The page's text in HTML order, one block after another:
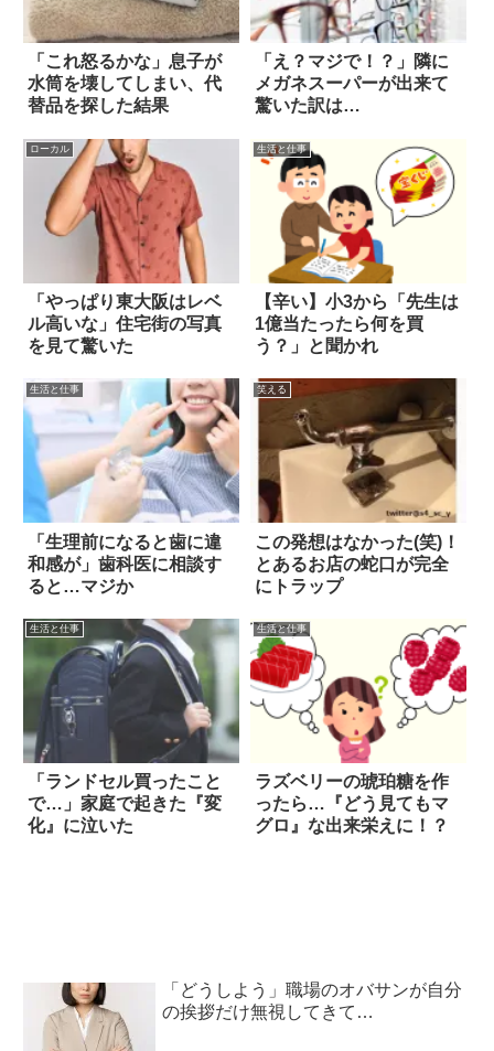
「これ怒るかな」息子が
水筒を壊してしまい、代
替品を探した結果
「え？マジで！？」隣に
メガネスーパーが出来て
驚いた訳は…
ローカル
「やっぱり東大阪はレベ
ル高いな」住宅街の写真
を見て驚いた
生活と仕事
【辛い】小3から「先生は
1億当たったら何を買
う？」と聞かれ
生活と仕事
「生理前になると歯に違
和感が」歯科医に相談す
ると…マジか
笑える
この発想はなかった(笑)！
とあるお店の蛇口が完全
にトラップ
生活と仕事
「ランドセル買ったこと
で…」家庭で起きた『変
化』に泣いた
生活と仕事
ラズベリーの琥珀糖を作
ったら…『どう見てもマ
グロ』な出来栄えに！？
「どうしよう」職場のオバサンが自分
の挨拶だけ無視してきて…